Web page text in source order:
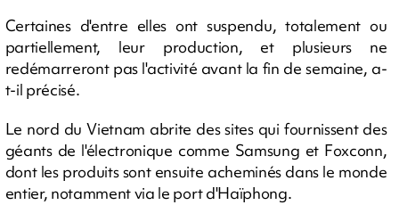
Certaines d'entre elles ont suspendu, totalement ou
partiellement, leur production, et plusieurs ne
redémarreront pas l'activité avant la fin de semaine, a-
t-il précisé.
Le nord du Vietnam abrite des sites qui fournissent des
géants de l'électronique comme Samsung et Foxconn,
dont les produits sont ensuite acheminés dans le monde
entier, notamment via le port d'Haïphong.